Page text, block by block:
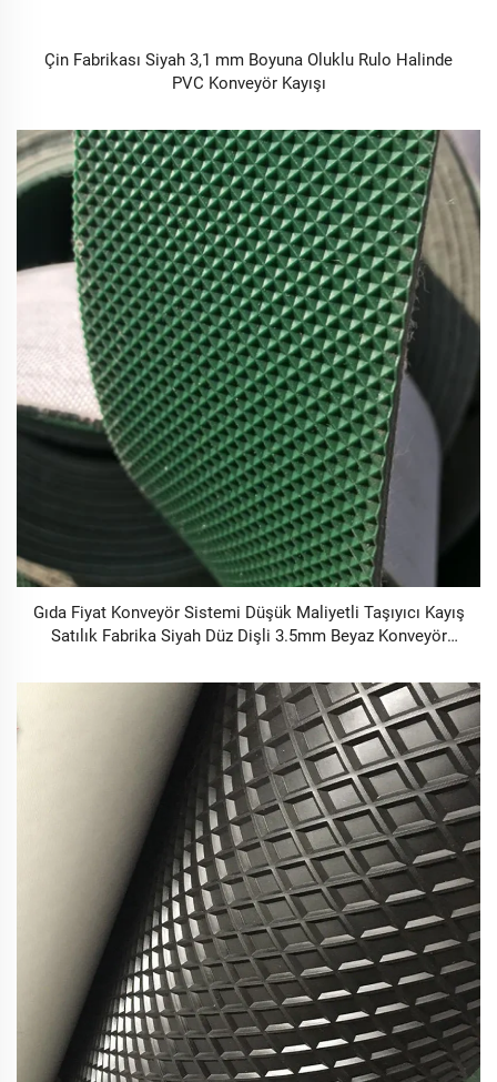
Çin Fabrikası Siyah 3,1 mm Boyuna Oluklu Rulo Halinde
PVC Konveyör Kayışı
Gıda Fiyat Konveyör Sistemi Düşük Maliyetli Taşıyıcı Kayış
Satılık Fabrika Siyah Düz Dişli 3.5mm Beyaz Konveyör